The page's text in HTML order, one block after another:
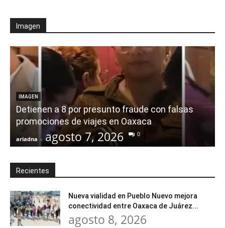
Imagen
IMAGEN
Detienen a 8 por presunto fraude con falsas
promociones de viajes en Oaxaca
ariadna - agosto 7, 2026 0
Recientes
Nueva vialidad en Pueblo Nuevo mejora
conectividad entre Oaxaca de Juárez...
agosto 8, 2026